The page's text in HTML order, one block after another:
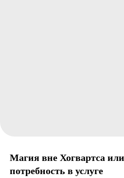
Магия вне Хогвартса
потребность в услуге